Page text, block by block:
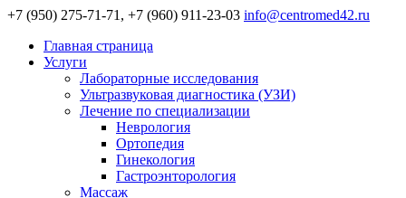
+7 (950) 275-71-71, +7 (960) 911-23-03 info@centromed42.ru
Главная страница
Услуги
Лабораторные исследования
Ультразвуковая диагностика (УЗИ)
Лечение по специализации
Неврология
Ортопедия
Гинекология
Гастроэнторология
Массаж